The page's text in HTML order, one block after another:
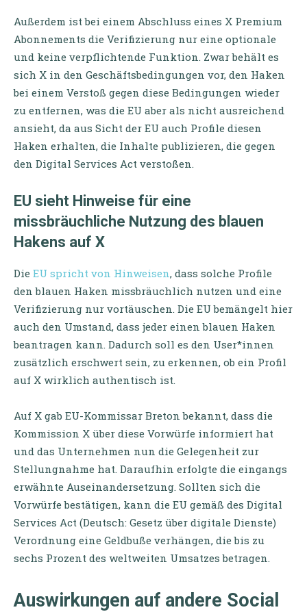
Außerdem ist bei einem Abschluss eines X Premium
Abonnements die Verifizierung nur eine optionale
und keine verpflichtende Funktion. Zwar behält es
sich X in den Geschäftsbedingungen vor, den Haken
bei einem Verstoß gegen diese Bedingungen wieder
zu entfernen, was die EU aber als nicht ausreichend
ansieht, da aus Sicht der EU auch Profile diesen
Haken erhalten, die Inhalte publizieren, die gegen
den Digital Services Act verstoßen.
EU sieht Hinweise für eine
missbräuchliche Nutzung des blauen
Hakens auf X
Die EU spricht von Hinweisen, dass solche Profile
den blauen Haken missbräuchlich nutzen und eine
Verifizierung nur vortäuschen. Die EU bemängelt hier
auch den Umstand, dass jeder einen blauen Haken
beantragen kann. Dadurch soll es den User*innen
zusätzlich erschwert sein, zu erkennen, ob ein Profil
auf X wirklich authentisch ist.
Auf X gab EU-Kommissar Breton bekannt, dass die
Kommission X über diese Vorwürfe informiert hat
und das Unternehmen nun die Gelegenheit zur
Stellungnahme hat. Daraufhin erfolgte die eingangs
erwähnte Auseinandersetzung. Sollten sich die
Vorwürfe bestätigen, kann die EU gemäß des Digital
Services Act (Deutsch: Gesetz über digitale Dienste)
Verordnung eine Geldbuße verhängen, die bis zu
sechs Prozent des weltweiten Umsatzes betragen.
Auswirkungen auf andere Social